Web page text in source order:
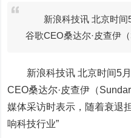
新浪科技讯 北京时间5
谷歌CEO桑达尔·皮查伊
新浪科技讯 北京时间5月
CEO桑达尔·皮查伊（
媒体采访时表示，随着衰退
响科技行业”